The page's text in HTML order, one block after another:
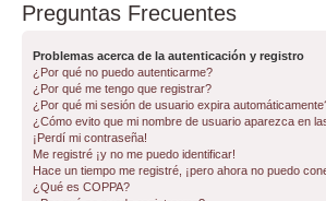
Preguntas Frecuentes
Problemas acerca de la autenticación y registro
¿Por qué no puedo autenticarme?
¿Por qué me tengo que registrar?
¿Por qué mi sesión de usuario expira
¿Cómo evito que mi nombre de usuario aparezca en
¡Perdí mi contraseña!
Me registré ¡y no me puedo identificar!
Hace un tiempo me registré, ¡pero ahora no puedo
¿Qué es COPPA?